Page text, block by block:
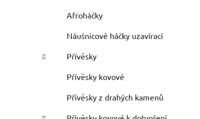
Afroháčky
Náušnicové háčky uzavírací
Přívěsky
Přívěsky kovové
Přívěsky z drahých kamenů